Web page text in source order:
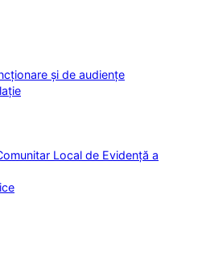
și de audiențe
Local de Evidență a